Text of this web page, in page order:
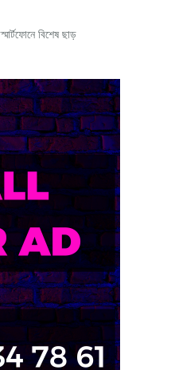
বিশেষ ছাড়